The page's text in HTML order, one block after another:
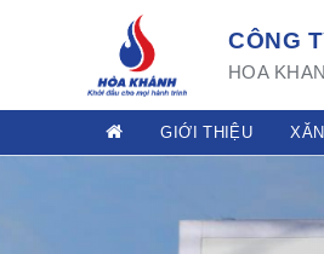
CÔNG
HOA
GIỚI THIỆU